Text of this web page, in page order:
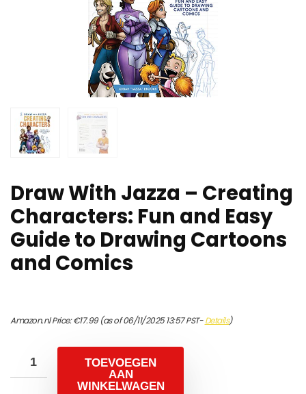
Draw With Jazza – Creating
Characters: Fun and Easy
Guide to Drawing Cartoons
and Comics
Amazon.nl Price:€17.99(as of 06/11/2025 13:57 PST-Details)
TOEVOEGEN
AAN
WINKELWAGEN